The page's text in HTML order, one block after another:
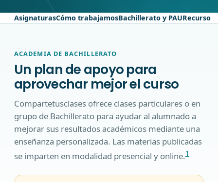
AsignaturasCómo trabajamosBachillerato y PAURecursos
ACADEMIA DE BACHILLERATO
Un plan de apoyo para
aprovechar mejor el curso
Compartetusclases ofrece clases particulares o en
grupo de Bachillerato para ayudar al alumnado a
mejorar sus resultados académicos mediante una
enseñanza personalizada. Las materias publicadas
se imparten en modalidad presencial y online.1